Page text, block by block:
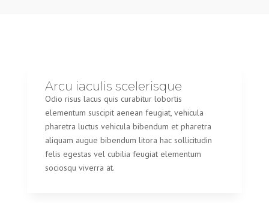
Arcu iaculis scelerisque
Odio risus lacus quis curabitur lobortis
elementum suscipit aenean feugiat, vehicula
pharetra luctus vehicula bibendum et pharetra
aliquam augue bibendum litora hac sollicitudin
felis egestas vel cubilia feugiat elementum
sociosqu viverra at.